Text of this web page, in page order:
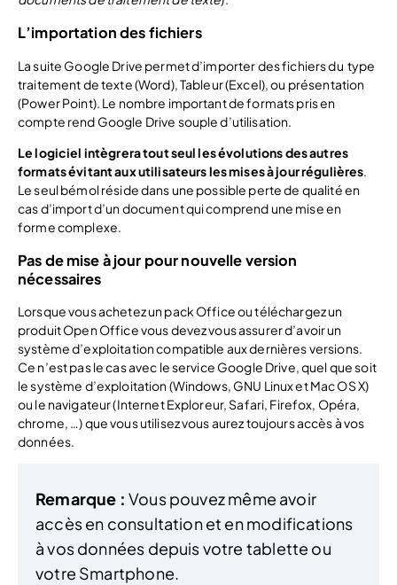
L’importation des fichiers
La suite Google Drive permet d’importer des fichiers du type
traitement de texte (Word), Tableur (Excel), ou présentation
(Power Point). Le nombre important de formats pris en
compte rend Google Drive souple d’utilisation.
Le logiciel intègrera tout seul les évolutions des autres
formats évitant aux utilisateurs les mises à jour régulières.
Le seul bémol réside dans une possible perte de qualité en
cas d’import d’un document qui comprend une mise en
forme complexe.
Pas de mise à jour pour nouvelle version
nécessaires
Lorsque vous achetez un pack Office ou téléchargez un
produit Open Office vous devez vous assurer d’avoir un
système d’exploitation compatible aux dernières versions.
Ce n’est pas le cas avec le service Google Drive, quel que soit
le système d’exploitation (Windows, GNU Linux et Mac OS X)
ou le navigateur (Internet Exploreur, Safari, Firefox, Opéra,
chrome, …) que vous utilisez vous aurez toujours accès à vos
données.
Remarque : Vous pouvez même avoir
accès en consultation et en modifications
à vos données depuis votre tablette ou
votre Smartphone.